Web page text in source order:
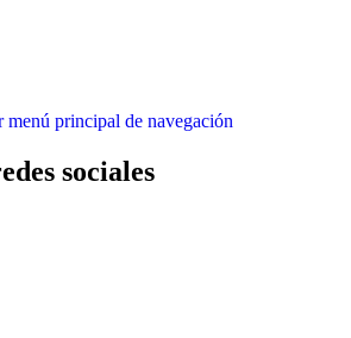
menú principal de navegación
sociales